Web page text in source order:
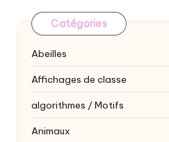
Catégories
Abeilles
Affichages de classe
algorithmes / Motifs
Animaux